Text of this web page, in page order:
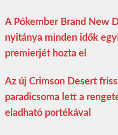
A Pókember Brand New
nyitánya minden idők
premierjét hozta el
Az új Crimson Desert
paradicsoma lett a
eladható portékával